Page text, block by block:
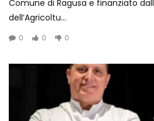
Comune di Ragusa e finanziato
dell’Agricoltu...
0 0 0